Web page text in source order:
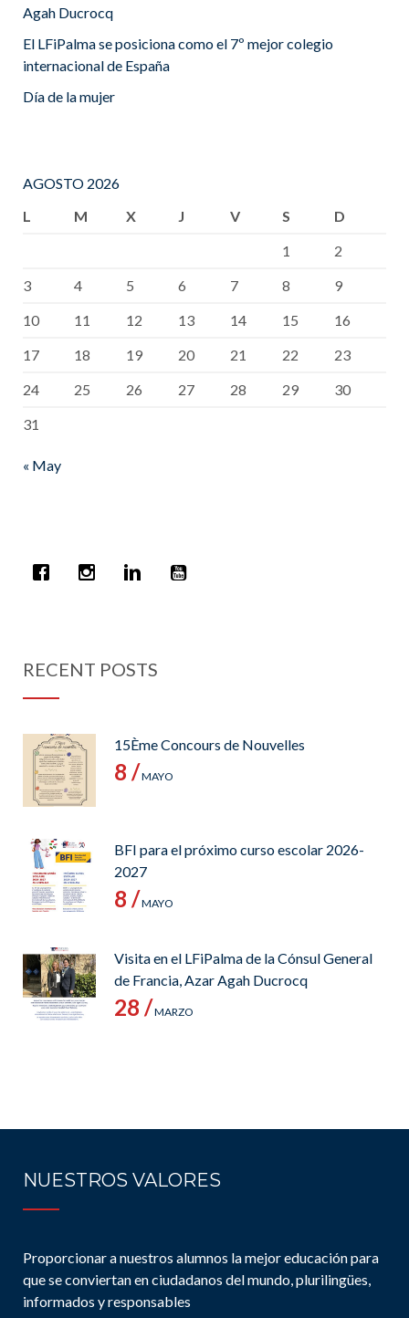
Agah Ducrocq
El LFiPalma se posiciona como el 7º mejor colegio
internacional de España
Día de la mujer
AGOSTO 2026
L
M X J V S
D
1
2
3
4 5 6 7 8
9
10
11 12 13 14 15
16
17
18 19 20 21 22
23
24
25 26 27 28 29
30
31
« May
RECENT POSTS
15Ème Concours de Nouvelles
8 /MAYO
BFI para el próximo curso escolar 2026-
2027
8 /MAYO
Visita en el LFiPalma de la Cónsul General
de Francia, Azar Agah Ducrocq
28 /MARZO
NUESTROS VALORES
Proporcionar a nuestros alumnos la mejor educación para
que se conviertan en ciudadanos del mundo, plurilingües,
informados y responsables